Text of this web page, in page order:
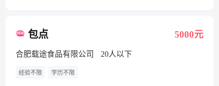
包点 5000元
合肥载途食品有限公司 20人以下
经验不限 学历不限